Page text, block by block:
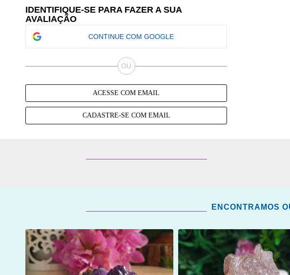
IDENTIFIQUE-SE PARA FAZER A SUA
AVALIAÇÃO
CONTINUE COM GOOGLE
ACESSE COM EMAIL
CADASTRE-SE COM EMAIL
ENCONTRAMOS
ADICIONAR
OS
ADICIONAR
OS